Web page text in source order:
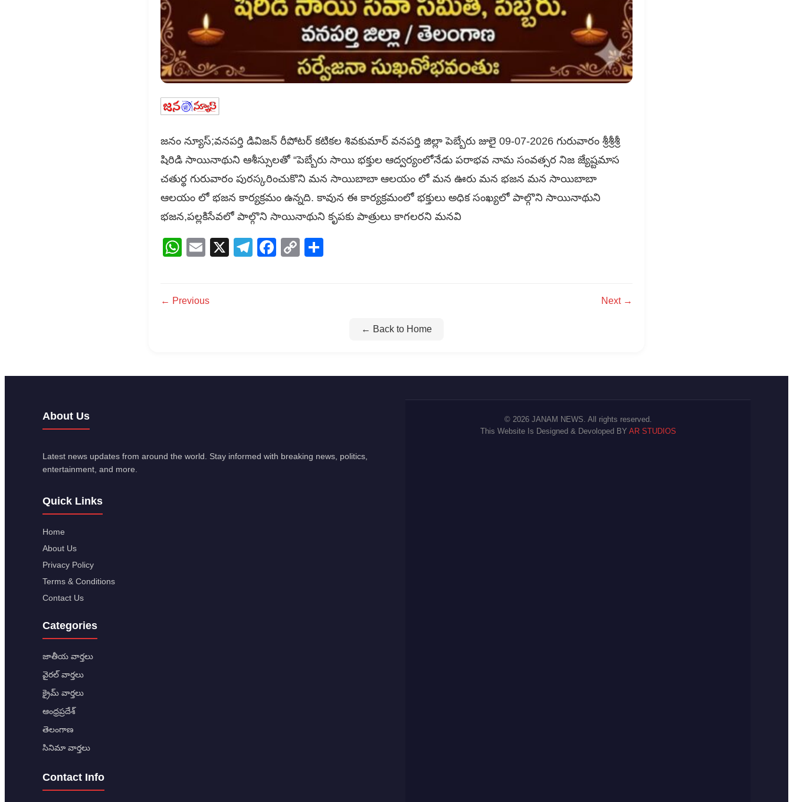
జనం న్యూస్;వనపర్తి డివిజన్ రీపోటర్ కటికల శివకుమార్ వనపర్తి జిల్లా పెబ్బేరు జులై 09-07-2026 గురువారం శ్రీశ్రీశ్రీ
షిరిడి సాయినాథుని ఆశీస్సులతో “పెబ్బేరు సాయి భక్తుల ఆద్వర్యంలోనేడు పరాభవ నామ సంవత్సర నిజ జ్యేష్టమాస
చతుర్థ గురువారం పురస్కరించుకొని మన సాయిబాబా ఆలయం లో మన ఊరు మన భజన మన సాయిబాబా
ఆలయం లో భజన కార్యక్రమం ఉన్నది. కావున ఈ కార్యక్రమంలో భక్తులు అధిక సంఖ్యలో పాల్గొని సాయినాథుని
భజన,పల్లకిసేవలో పాల్గొని సాయినాథుని కృపకు పాత్రులు కాగ‌లరని మనవి
WhatsApp
Email
X Telegram
Facebook
Copy
← Previous Next →
← Back to Home
About Us
Latest news updates from around the world. Stay informed with breaking news, politics,
entertainment, and more.
Quick Links
Home
About Us
Privacy Policy
Terms & Conditions
Contact Us
Categories
జాతీయ వార్తలు
వైరల్ వార్తలు
క్రైమ్ వార్తలు
ఆంధ్రప్రదేశ్
తెలంగాణ
సినిమా వార్తలు
Contact Info
© 2026 JANAM NEWS. All rights reserved.
This Website Is Designed & Devoloped BY AR STUDIOS